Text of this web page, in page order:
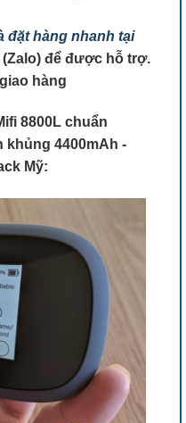
đặt hàng nhanh tại
(Zalo) để được hỗ trợ.
hàng
8800L chuẩn
khủng 4400mAh -
Mỹ: